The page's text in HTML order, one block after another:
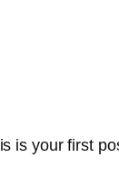
is your first